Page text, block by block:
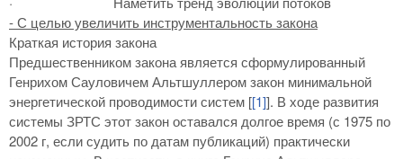
- С целью увеличить инструментальность закона
Краткая история закона
Предшественником закона является сформулированный
Генрихом Сауловичем Альтшуллером закон минимальной
энергетической проводимости систем [[1]]. В ходе развития
системы ЗРТС этот закон оставался долгое время (с 1975 по
2002 г, если судить по датам публикаций) практически